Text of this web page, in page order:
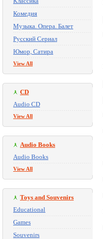
Комедия
Музыка. Опера. Балет
Русский Сериал
Юмор, Сатира
View All
CD
Audio CD
View All
Audio Books
Audio Books
View All
Toys and Souvenirs
Educational
Games
Souvenirs